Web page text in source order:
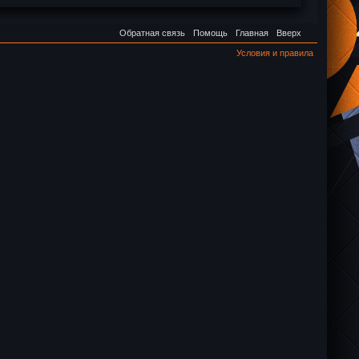
Обратная связь Помощь Главная Вверх
Условия и правила